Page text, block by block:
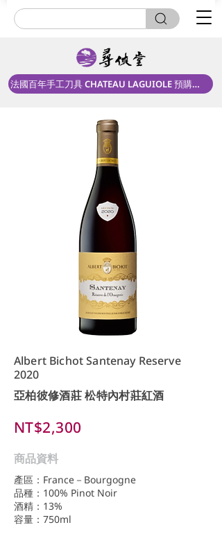
法國百年手工刀具 CHATEAU LAGUIOLE 預購中！
Albert Bichot Santenay Reserve
2020
亞柏彼修酒莊 松特內村莊紅酒
NT$2,300
商品資料
產區：France－Bourgogne
品種：100% Pinot Noir
酒精：13%
容量：750ml